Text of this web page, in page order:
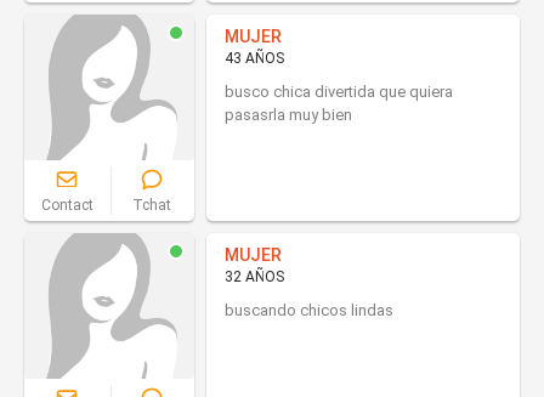
Contact Tchat
MUJER
43 AÑOS
busco chica divertida que quiera
pasasrla muy bien
MUJER
32 AÑOS
buscando chicos lindas